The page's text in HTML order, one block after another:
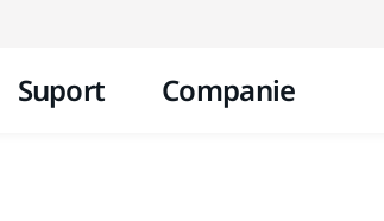
Suport Companie